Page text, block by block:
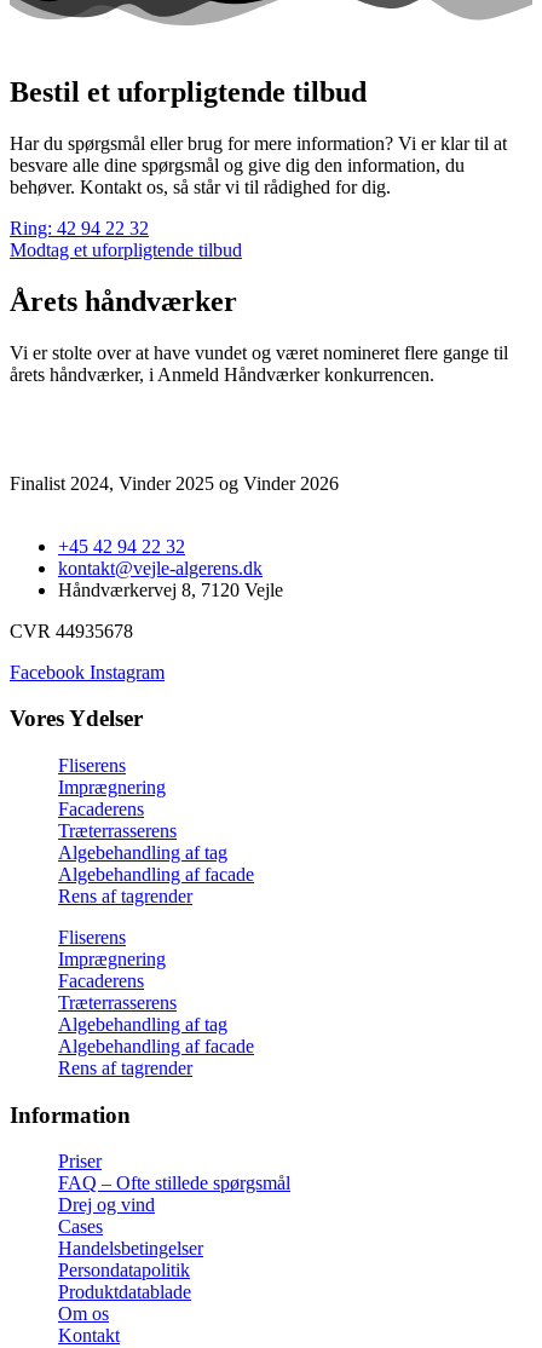
Bestil et uforpligtende tilbud
Har du spørgsmål eller brug for mere information? Vi er klar til at
besvare alle dine spørgsmål og give dig den information, du
behøver. Kontakt os, så står vi til rådighed for dig.
Ring: 42 94 22 32
Modtag et uforpligtende tilbud
Årets håndværker
Vi er stolte over at have vundet og været nomineret flere gange til
årets håndværker, i Anmeld Håndværker konkurrencen.
Finalist 2024, Vinder 2025 og Vinder 2026
+45 42 94 22 32
kontakt@vejle-algerens.dk
Håndværkervej 8, 7120 Vejle
CVR 44935678
Facebook Instagram
Vores Ydelser
Fliserens
Imprægnering
Facaderens
Træterrasserens
Algebehandling af tag
Algebehandling af facade
Rens af tagrender
Fliserens
Imprægnering
Facaderens
Træterrasserens
Algebehandling af tag
Algebehandling af facade
Rens af tagrender
Information
Priser
FAQ – Ofte stillede spørgsmål
Drej og vind
Cases
Handelsbetingelser
Persondatapolitik
Produktdatablade
Om os
Kontakt